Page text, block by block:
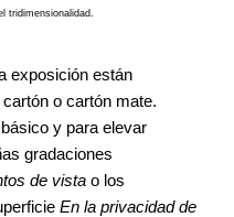
tridimensionalidad.
exposición están
o cartón mate.
y para elevar
gradaciones
de vista o los
En la privacidad de